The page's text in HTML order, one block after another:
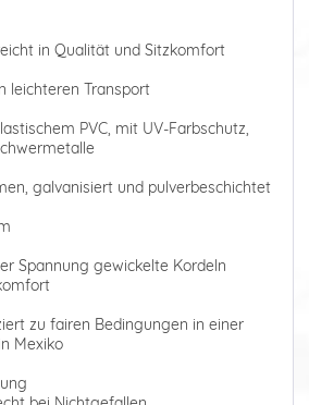
in Qualität und Sitzkomfort
leichteren Transport
PVC, mit UV-Farbschutz,
galvanisiert und pulverbeschichtet
Spannung gewickelte Kordeln
zu fairen Bedingungen in einer
Mexiko